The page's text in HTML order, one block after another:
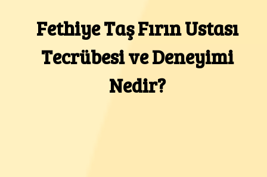
Fethiye Taş Fırın Ustası
Tecrübesi ve Deneyimi
Nedir?